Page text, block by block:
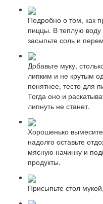
Подробно о том, как
пиццы. В теплую воду
засыпьте соль и
Добавьте муку,
липким и не крутым
понятнее, тесто для
Тогда оно и
липнуть не станет.
Хорошенько
надолго оставьте
мясную начинку и
продукты.
Присыпьте стол